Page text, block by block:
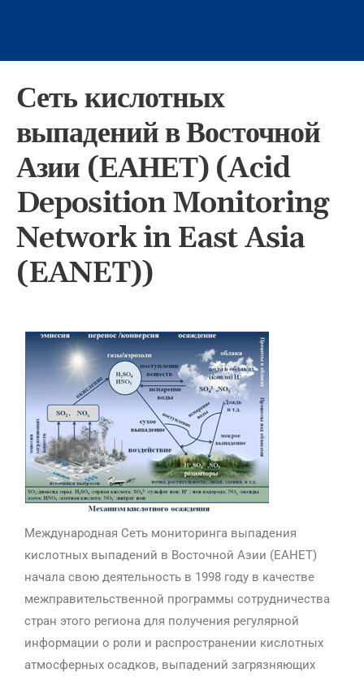
Сеть кислотных
выпадений в Восточной
Азии (ЕАНЕТ) (Acid
Deposition Monitoring
Network in East Asia
(EANET))
Международная Сеть мониторинга выпадения
кислотных выпадений в Восточной Азии (ЕАНЕТ)
начала свою деятельность в 1998 году в качестве
межправительственной программы сотрудничества
стран этого региона для получения регулярной
информации о роли и распространении кислотных
атмосферных осадков, выпадений загрязняющих